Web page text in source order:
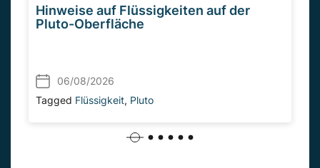
Hinweise auf Flüssigkeiten auf der
Pluto-Oberfläche
06/08/2026
Tagged Flüssigkeit, Pluto